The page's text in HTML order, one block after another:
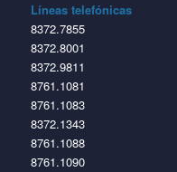
Líneas telefónicas
8372.7855
8372.8001
8372.9811
8761.1081
8761.1083
8372.1343
8761.1088
8761.1090